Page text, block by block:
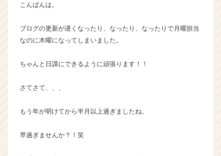
就
活
イ
キ
ア
こんばんは。
ブログの更新が遅くなったり、なったり、なったりで月曜担当
なのに木曜になってしまいました。
ちゃんと日課にできるように頑張ります！！
さてさて、、、
もう年が明けてから半月以上過ぎましたね。
早過ぎませんか？！笑